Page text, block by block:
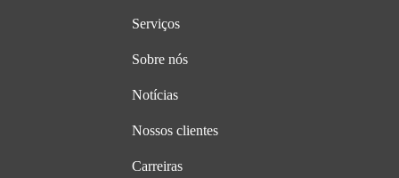
Serviços
Sobre nós
Notícias
Nossos clientes
Carreiras